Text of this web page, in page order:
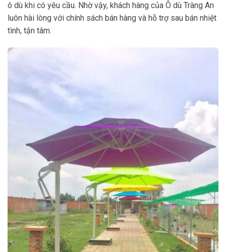
ô dù khi có yêu cầu. Nhờ vậy, khách hàng của Ô dù Tràng An
luôn hài lòng với chính sách bán hàng và hỗ trợ sau bán nhiệt
tình, tận tâm.